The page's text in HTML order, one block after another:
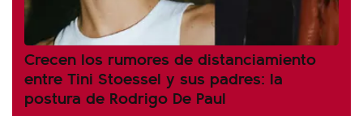
Crecen los rumores de distanciamiento
entre Tini Stoessel y sus padres: la
postura de Rodrigo De Paul